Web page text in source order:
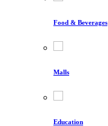
Food & Beverages
Malls
Education